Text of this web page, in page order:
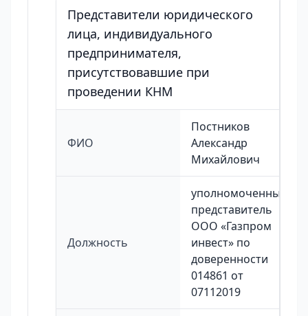
Представители юридического
лица, индивидуального
предпринимателя,
присутствовавшие при
проведении КНМ
ФИО
Постников
Александр
Михайлович
Должность
уполномоченный
представитель
ООО «Газпром
инвест» по
доверенности
014861 от
07112019